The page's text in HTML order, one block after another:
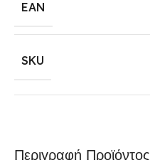
Περιγραφή Προϊόντος
EAN
SKU